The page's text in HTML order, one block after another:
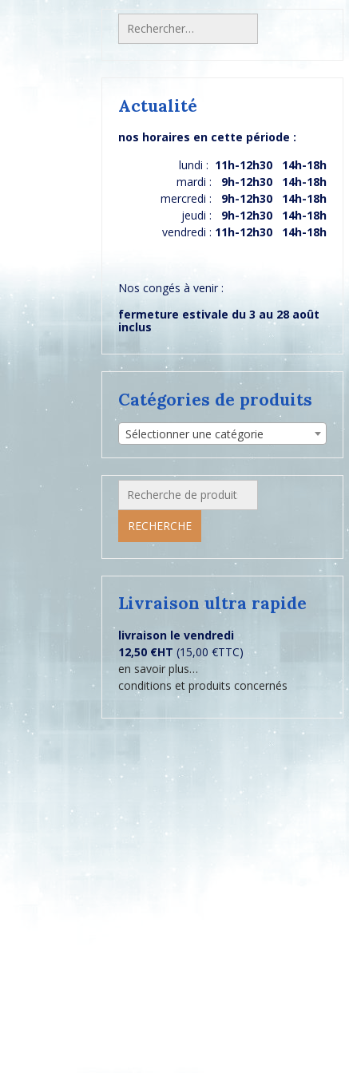
Rechercher :
Actualité
nos horaires en cette période :
lundi : 11h-12h30 14h-18h
mardi : 9h-12h30 14h-18h
mercredi : 9h-12h30 14h-18h
jeudi : 9h-12h30 14h-18h
vendredi : 11h-12h30 14h-18h
Nos congés à venir :
fermeture estivale du 3 au 28 août
inclus
Catégories de produits
Sélectionner une catégorie
Recherche
pour :
RECHERCHE
Livraison ultra rapide
livraison le vendredi
12,50 €HT (15,00 €TTC)
en savoir plus…
conditions et produits concernés